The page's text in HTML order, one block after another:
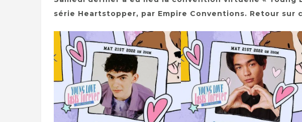
série Heartstopper, par Empire Conventions. Retour sur